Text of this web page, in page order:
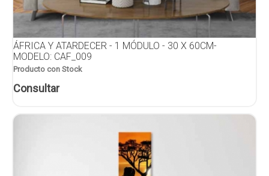
ÁFRICA Y ATARDECER - 1 MÓDULO - 30 X 60CM-
MODELO: CAF_009
Producto con Stock
Consultar